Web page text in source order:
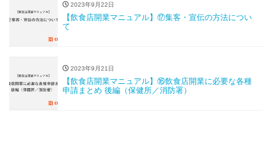
2023年9月22日
【飲食店開業マニュアル】⑰集客・宣伝の方法につい
て
2023年9月21日
【飲食店開業マニュアル】⑯飲食店開業に必要な各種
申請まとめ 後編（保健所／消防署）